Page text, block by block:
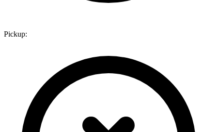
Pickup: